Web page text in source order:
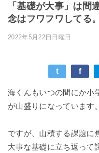
「基礎が大事」は間
念はフワフワしてる。
2022年5月22日日曜日
t f
海くんもいつの間にか小
が山盛りになっています。
ですが、山積する課題に
大事な基礎に立ち返って